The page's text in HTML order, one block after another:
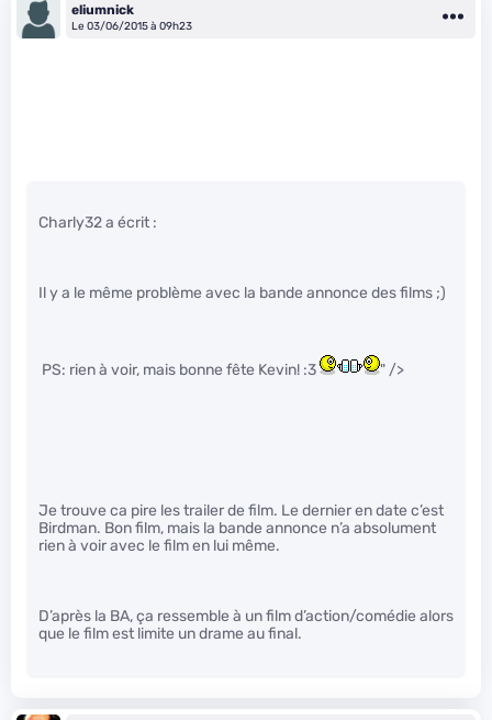
eliumnick
Le 03/06/2015 à 09h23
Charly32 a écrit :
Il y a le même problème avec la bande annonce des films ;)
PS: rien à voir, mais bonne fête Kevin! :3 " />
Je trouve ca pire les trailer de film. Le dernier en date c’est
Birdman. Bon film, mais la bande annonce n’a absolument
rien à voir avec le film en lui même.
D’après la BA, ça ressemble à un film d’action/comédie alors
que le film est limite un drame au final.